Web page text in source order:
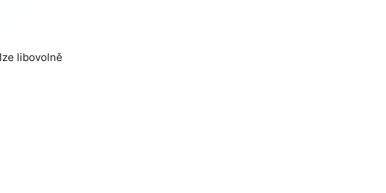
libovolně